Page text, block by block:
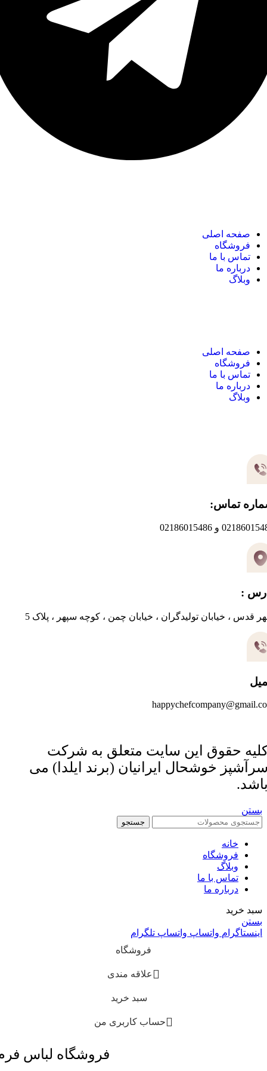
صفحه اصلی
فروشگاه
تماس با ما
درباره ما
وبلاگ
صفحه اصلی
فروشگاه
تماس با ما
درباره ما
وبلاگ
تماس:
و 02186015486
:
قدس ، خیابان تولیدگران ، خیابان چمن ، کوچه سپهر ، پلاک 5
حقوق این سایت متعلق به شرکت
خوشحال ایرانیان (برند ایلدا) می
بستن
جستجو
خانه
فروشگاه
وبلاگ
تماس با ما
درباره ما
سبد خرید
بستن
اینستاگرام واتساپ واتساپ تلگرام
فروشگاه
علاقه مندی
سبد خرید
حساب کاربری من
فروشگاه لباس